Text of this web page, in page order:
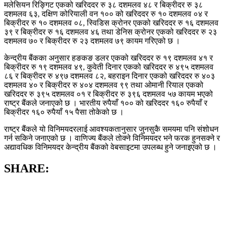
मलेसियन रिङ्गिट एकको खरिददर रु ३८ दशमलव ४८ र बिक्रीदर रु ३८
दशमलव ६३, दक्षिण कोरियाली वन १०० को खरिददर रु १० दशमलव ०४ र
बिक्रीदर रु १० दशमलव ०८, स्विडिस क्रोनर एकको खरिददर रु १६ दशमलव
३९ र बिक्रीदर रु १६ दशमलव ४६ तथा डेनिस क्रोनर एकको खरिददर रु २३
दशमलव ७० र बिक्रीदर रु २३ दशमलव ७९ कायम गरिएको छ ।
केन्द्रीय बैंकका अनुसार हङकङ डलर एकको खरिददर रु १९ दशमलव ४१ र
बिक्रीदर रु १९ दशमलव ४९, कुवेती दिनार एकको खरिददर रु ४९५ दशमलव
८६ र बिक्रीदर रु ४९७ दशमलव ८२, बहराइन दिनार एकको खरिददर रु ४०३
दशमलव ४० र बिक्रीदर रु ४०४ दशमलव ९९ तथा ओमानी रियाल एकको
खरिददर रु ३९५ दशमलव ०१ र बिक्रीदर रु ३९६ दशमलव ५७ कायम भएको
राष्ट्र बैंकले जनाएको छ । भारतीय रुपैयाँ १०० को खरिददर १६० रुपैयाँ र
बिक्रीदर १६० रुपैयाँ १५ पैसा तोकेको छ ।
राष्ट्र बैंकले यो विनिमयदरलाई आवश्यकतानुसार जुनसुकै समयमा पनि संशोधन
गर्न सकिने जनाएको छ । वाणिज्य बैंकले तोक्ने विनिमयदर भने फरक हुनसक्ने र
अद्यावधिक विनिमयदर केन्द्रीय बैंकको वेबसाइटमा उपलब्ध हुने जनाइएको छ ।
SHARE: